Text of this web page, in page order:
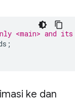
<main> and its
;
ke dan